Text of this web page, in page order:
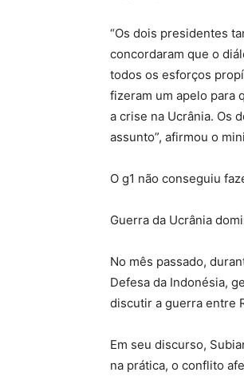
“Os dois presidentes
concordaram que o
todos os esforços
fizeram um apelo para
a crise na Ucrânia. Os
assunto”, afirmou o
O g1 não conseguiu
Guerra da Ucrânia
No mês passado,
Defesa da Indonésia,
discutir a guerra entre
Em seu discurso,
na prática, o conflito